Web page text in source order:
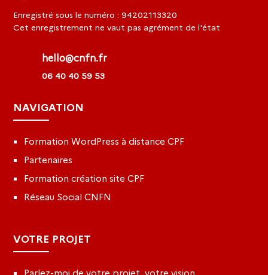
Enregistré sous le numéro : 94202113320
Cet enregistrement ne vaut pas agrément de l'état
hello@cnfn.fr
06 40 40 59 53
NAVIGATION
Formation WordPress à distance CPF
Partenaires
Formation création site CPF
Réseau Social CNFN
VOTRE PROJET